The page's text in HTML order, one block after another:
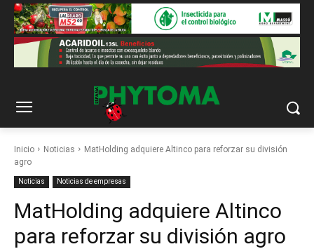
Inicio Noticias
MatHolding adquiere Altinco para reforzar su división
agro
Noticias Noticias de empresas
MatHolding adquiere Altinco
para reforzar su división agro